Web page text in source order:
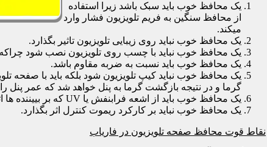
یک محافظ خوب باید سبک باشد زیرا استفاده
از محافظ سنگین به فریم تلویزیون فشار وارد
میکند.
یک محافظ خوب نباید روی زیبایی تلویزیون تاثیر بگذارد.
یک محافظ خوب نباید با چسب روی تلویزیون نصب شود چراکه
یک محافظ خوب باید نسبت به ضربه مقاوم باشد.
یک محافظ خوب نباید کیپ تلویزیون شود بلکه باید با صفحه
گرما و در نتیجه بازگشت گرما به پنل خواهد شد که عمر پنل را تا 30 درصد کاهش خواهد
یک محافظ خوب باید از اشعه فرابنفش یا UV که بر بییننده ها اثرات نا مطلوب می گذارد جلوگیری کند.
یک محافظ خوب نباید بر کارکرد ریموت کنترل اثر بگذارد.
نقاط قوت محافظ صفحه تلویزیون در فاریاب